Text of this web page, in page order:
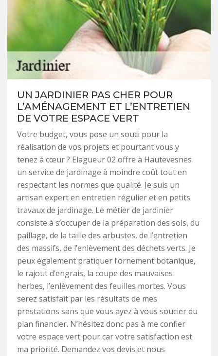
UN JARDINIER PAS CHER POUR
L’AMÉNAGEMENT ET L’ENTRETIEN
DE VOTRE ESPACE VERT
Votre budget, vous pose un souci pour la
réalisation de vos projets et pourtant vous y
tenez à cœur ? Elagueur 02 offre à Hautevesnes
un service de jardinage à moindre coût tout en
respectant les normes que qualité. Je suis un
artisan expert en entretien régulier et en petits
travaux de jardinage. Le métier de jardinier
consiste à s’occuper de la préparation des sols, du
paillage, de la taille des arbustes, de l’entretien
des massifs, de l’enlèvement des déchets verts. Je
peux également pratiquer l’ornement botanique,
le rajout d’engrais, la coupe des mauvaises
herbes, l’enlèvement des feuilles mortes. Vous
serez satisfait par les résultats de mes
prestations sans que vous ayez à vous soucier du
plan financier. N’hésitez donc pas à me confier
votre espace vert pour car votre satisfaction est
ma priorité. Demandez vos devis et nous